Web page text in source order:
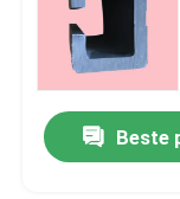
video's
Ongeveer ons
Beste